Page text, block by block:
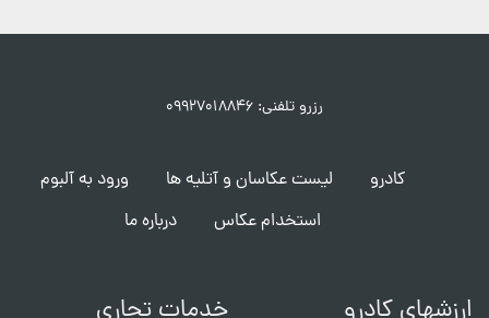
رزرو تلفنی: ۰۹۹۲۷۰۱۸۸۴۶
کادرو لیست عکاسان و آتلیه ها
ورود به آلبوم
استخدام عکاس
درباره ما